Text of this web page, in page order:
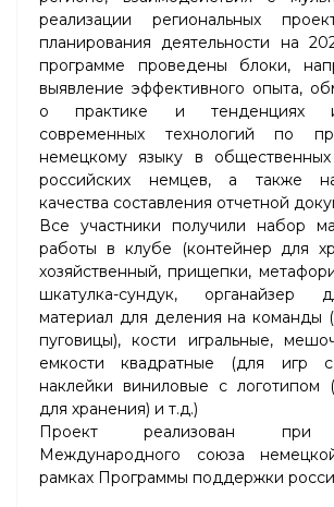
реализации региональных
планирования деятельности на
программе проведены блоки,
выявление эффективного опыта,
о практике и тенденциях
современных технологий по
немецкому языку в общественных
российских немцев, а также
качества составления отчетной
Все участники получили набор
работы в клубе (контейнер для
хозяйственный, прищепки,
шкатулка-сундук, органайзер
материал для деления на команды
пуговицы), кости игральные,
емкости квадратные (для игр с
наклейки виниловые с логотипом
для хранения) и т.д.)
Проект реализован при
Международного союза
рамках Программы поддержки